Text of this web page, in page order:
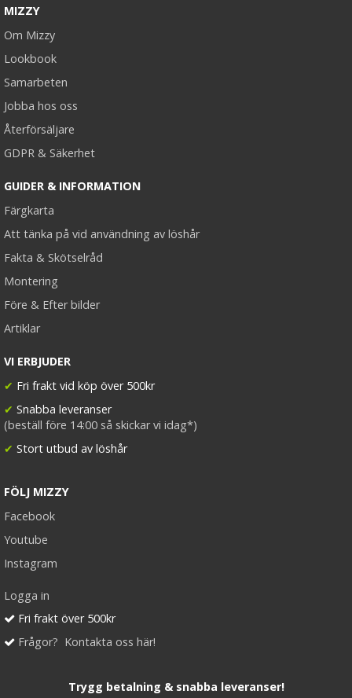
MIZZY
Om Mizzy
Lookbook
Samarbeten
Jobba hos oss
Återförsäljare
GDPR & Säkerhet
GUIDER & INFORMATION
Färgkarta
Att tänka på vid användning av löshår
Fakta & Skötselråd
Montering
Före & Efter bilder
Artiklar
VI ERBJUDER
✔ Fri frakt vid köp över 500kr
✔ Snabba leveranser
(beställ före 14:00 så skickar vi idag*)
✔ Stort utbud av löshår
FÖLJ MIZZY
Facebook
Youtube
Instagram
Logga in
Fri frakt över 500kr
Frågor? Kontakta oss här!
Trygg betalning & snabba leveranser!